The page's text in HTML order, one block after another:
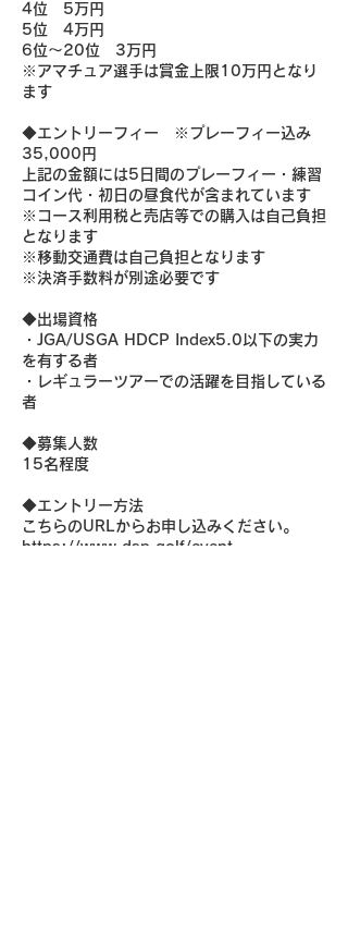
4位 5万円
5位 4万円
6位～20位 3万円
※アマチュア選手は賞金上限10万円となり
ます
◆エントリーフィー ※プレーフィー込み
35,000円
上記の金額には5日間のプレーフィー・練習
コイン代・初日の昼食代が含まれています
※コース利用税と売店等での購入は自己負担
となります
※移動交通費は自己負担となります
※決済手数料が別途必要です
◆出場資格
・JGA/USGA HDCP Index5.0以下の実力
を有する者
・レギュラーツアーでの活躍を目指している
者
◆募集人数
15名程度
◆エントリー方法
こちらのURLからお申し込みください。
https://www.dsp.golf/event-